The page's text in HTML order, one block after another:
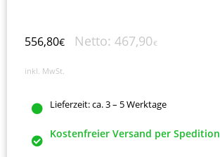
556,80€ Netto: 467,90€
inkl. MwSt.
Kostenfreier Versand per Spedition
Lieferzeit:ca. 3 – 5 Werktage